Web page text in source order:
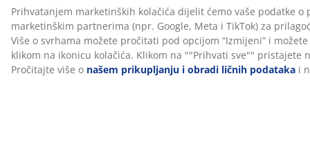
Također je dugotrajna.
memorijskapjena: visokokvalitetan je proizvod
koji se prilagođava prirodnim konturama tijela i
može smanjiti pritisak na mišiće i zglobove.
Prihvatanjem marketinških kolačića dijelit ćemo vaše podatke o
marketinškim partnerima (npr. Google, Meta i TikTok) za
Više o svrhama možete pročitati pod opcijom “Izmijeni” i
klikom na ikonicu kolačića. Klikom na ""Prihvati sve"" pristajete
Pročitajte više o našem prikupljanju i obradi ličnih podataka i